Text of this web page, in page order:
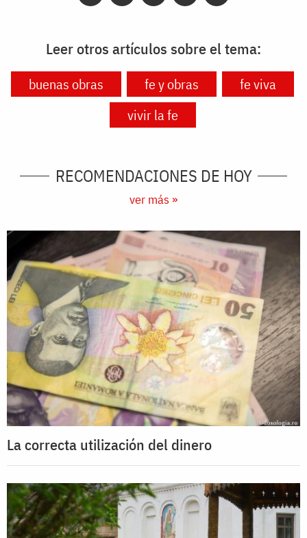
Leer otros artículos sobre el tema:
buenas obras fe y obras
fe viva
vivir la fe
RECOMENDACIONES DE HOY
ver más »
La correcta utilización del dinero